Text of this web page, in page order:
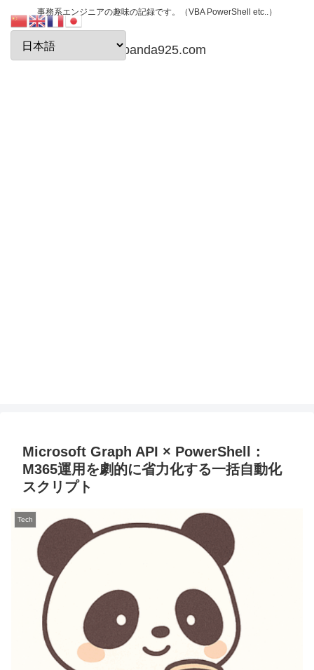
事務系エンジニアの趣味の記録です。（VBA PowerShell etc..）
papanda925.com
Microsoft Graph API × PowerShell：
M365運用を劇的に省力化する一括自動化
スクリプト
Tech